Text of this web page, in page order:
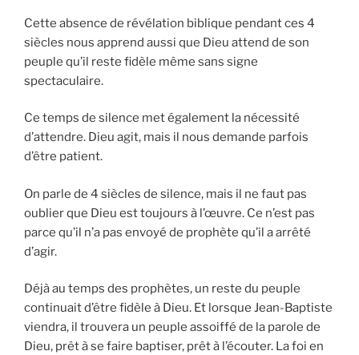
Cette absence de révélation biblique pendant ces 4
siècles nous apprend aussi que Dieu attend de son
peuple qu’il reste fidèle même sans signe
spectaculaire.
Ce temps de silence met également la nécessité
d’attendre. Dieu agit, mais il nous demande parfois
d’être patient.
On parle de 4 siècles de silence, mais il ne faut pas
oublier que Dieu est toujours à l’œuvre. Ce n’est pas
parce qu’il n’a pas envoyé de prophète qu’il a arrêté
d’agir.
Déjà au temps des prophètes, un reste du peuple
continuait d’être fidèle à Dieu. Et lorsque Jean-Baptiste
viendra, il trouvera un peuple assoiffé de la parole de
Dieu, prêt à se faire baptiser, prêt à l’écouter. La foi en